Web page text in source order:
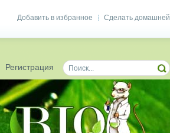
Сделать домашней
Добавить в избранное
Регистрация